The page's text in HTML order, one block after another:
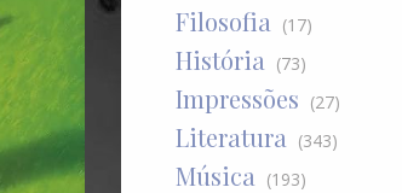
Filosofia (17)
História (73)
Impressões (27)
Literatura (343)
Música (193)